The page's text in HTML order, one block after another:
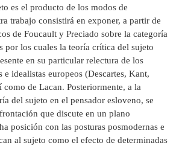
es el producto de los modos de
trabajo consistirá en exponer, a partir de
de Foucault y Preciado sobre la categoría
por los cuales la teoría crítica del sujeto
en su particular relectura de los
e idealistas europeos (Descartes, Kant,
como de Lacan. Posteriormente, a la
del sujeto en el pensador esloveno, se
que discute en un plano
posición con las posturas posmodernas e
al sujeto como el efecto de determinadas